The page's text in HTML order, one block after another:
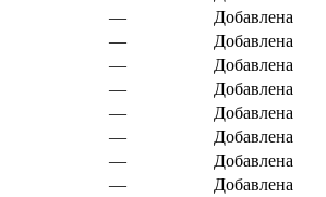
—
Добавлена
—
Добавлена
—
Добавлена
—
Добавлена
—
Добавлена
—
Добавлена
—
Добавлена
—
Добавлена